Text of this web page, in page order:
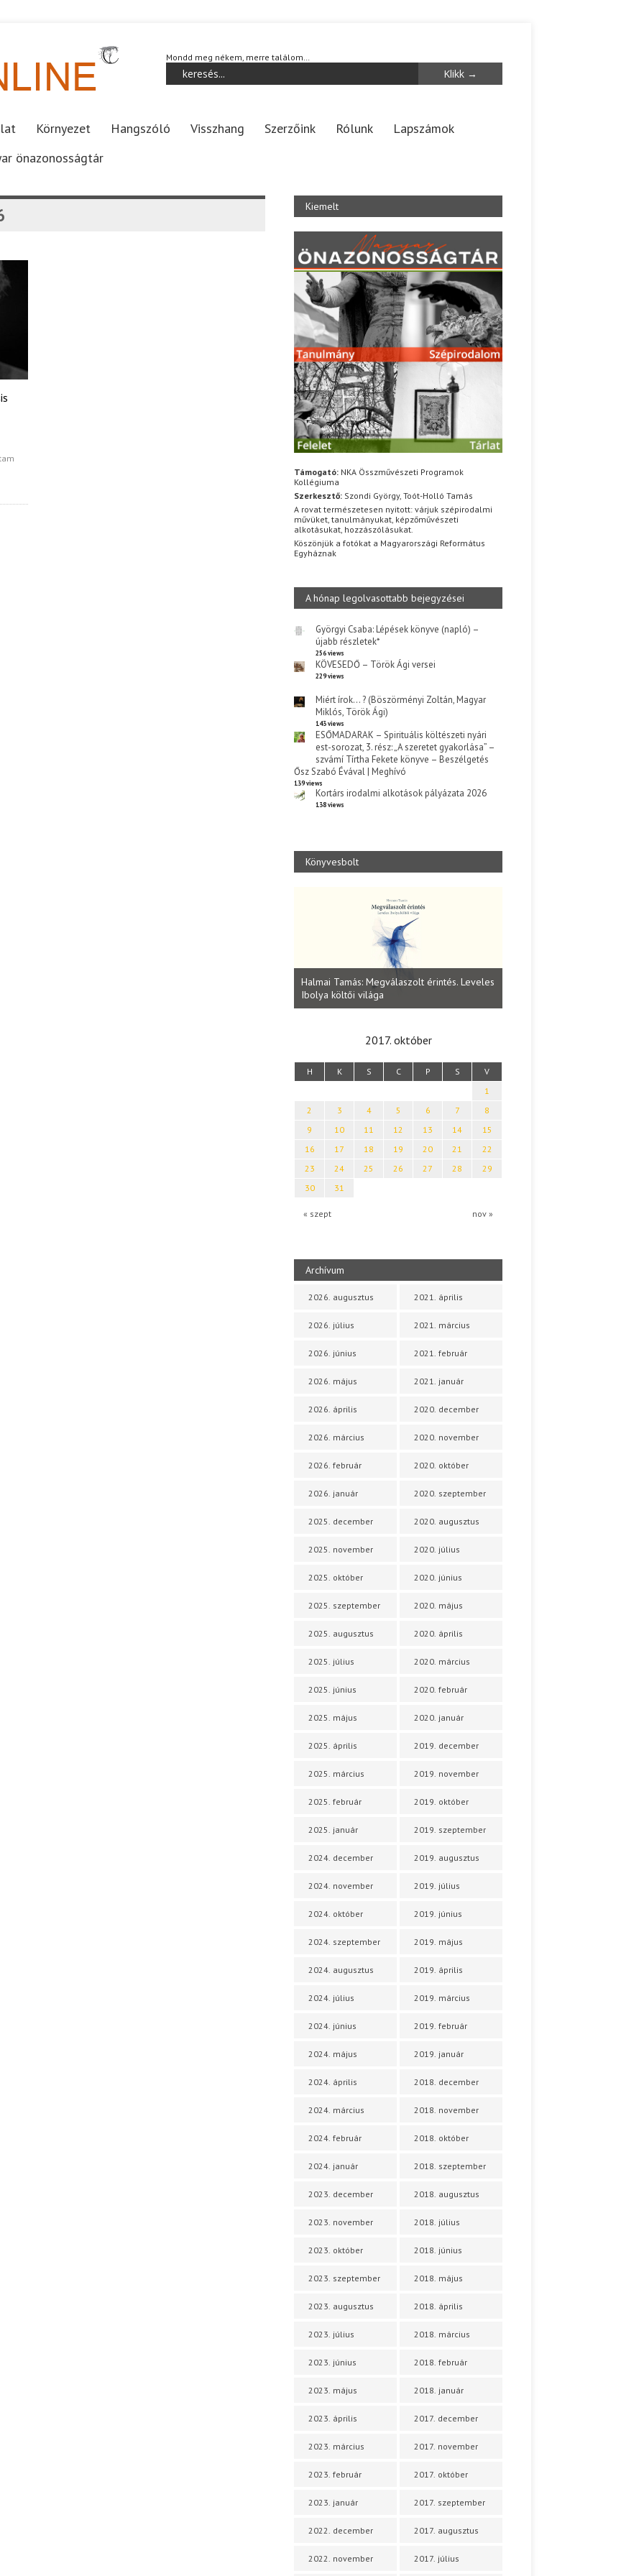
Mondd meg nékem, merre találom…
Környezet Hangszóló Visszhang Szerzőink Rólunk
Lapszámok
önazonosságtár
Kiemelt
Támogató: NKA Összművészeti Programok
Kollégiuma
Szerkesztő: Szondi György, Toót-Holló Tamás
A rovat természetesen nyitott: várjuk szépirodalmi
művüket, tanulmányukat, képzőművészeti
alkotásukat, hozzászólásukat.
Köszönjük a fotókat a Magyarországi Református
Egyháznak
A hónap legolvasottabb bejegyzései
Györgyi Csaba: Lépések könyve (napló) –
újabb részletek*
256 views
KÖVESEDŐ – Török Ági versei
229 views
Miért írok… ? (Böszörményi Zoltán, Magyar
Miklós, Török Ági)
143 views
ESŐMADARAK – Spirituális költészeti nyári
est-sorozat, 3. rész: „A szeretet gyakorlása” –
szvámí Tírtha Fekete könyve – Beszélgetés
Ősz Szabó Évával | Meghívó
139 views
Kortárs irodalmi alkotások pályázata 2026
138 views
Könyvesbolt
Halmai Tamás: Megválaszolt érintés. Leveles
Ibolya költői világa
2017. október
H K S C P S V
« szept nov »
1
2
3 4 5 6 7
8
9
10 11 12 13 14
15
16
17 18 19 20 21
22
23
24 25 26 27 28
29
30
31
Archívum
2026. augusztus
2026. július
2026. június
2026. május
2026. április
2026. március
2026. február
2026. január
2025. december
2025. november
2025. október
2025. szeptember
2025. augusztus
2025. július
2025. június
2025. május
2025. április
2025. március
2025. február
2025. január
2024. december
2024. november
2024. október
2024. szeptember
2024. augusztus
2024. július
2024. június
2024. május
2024. április
2024. március
2024. február
2024. január
2023. december
2023. november
2023. október
2023. szeptember
2023. augusztus
2023. július
2023. június
2023. május
2023. április
2023. március
2023. február
2023. január
2022. december
2022. november
2021. április
2021. március
2021. február
2021. január
2020. december
2020. november
2020. október
2020. szeptember
2020. augusztus
2020. július
2020. június
2020. május
2020. április
2020. március
2020. február
2020. január
2019. december
2019. november
2019. október
2019. szeptember
2019. augusztus
2019. július
2019. június
2019. május
2019. április
2019. március
2019. február
2019. január
2018. december
2018. november
2018. október
2018. szeptember
2018. augusztus
2018. július
2018. június
2018. május
2018. április
2018. március
2018. február
2018. január
2017. december
2017. november
2017. október
2017. szeptember
2017. augusztus
2017. július